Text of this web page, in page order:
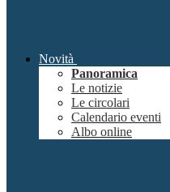
Novità
Panoramica
Le notizie
Le circolari
Calendario eventi
Albo online